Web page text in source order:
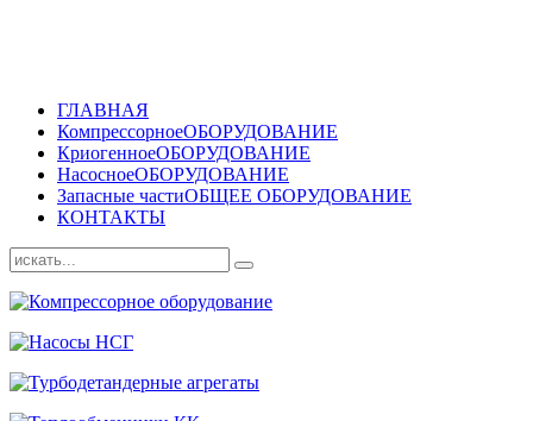
ГЛАВНАЯ
КомпрессорноеОБОРУДОВАНИЕ
КриогенноеОБОРУДОВАНИЕ
НасосноеОБОРУДОВАНИЕ
Запасные частиОБЩЕЕ ОБОРУДОВАНИЕ
КОНТАКТЫ